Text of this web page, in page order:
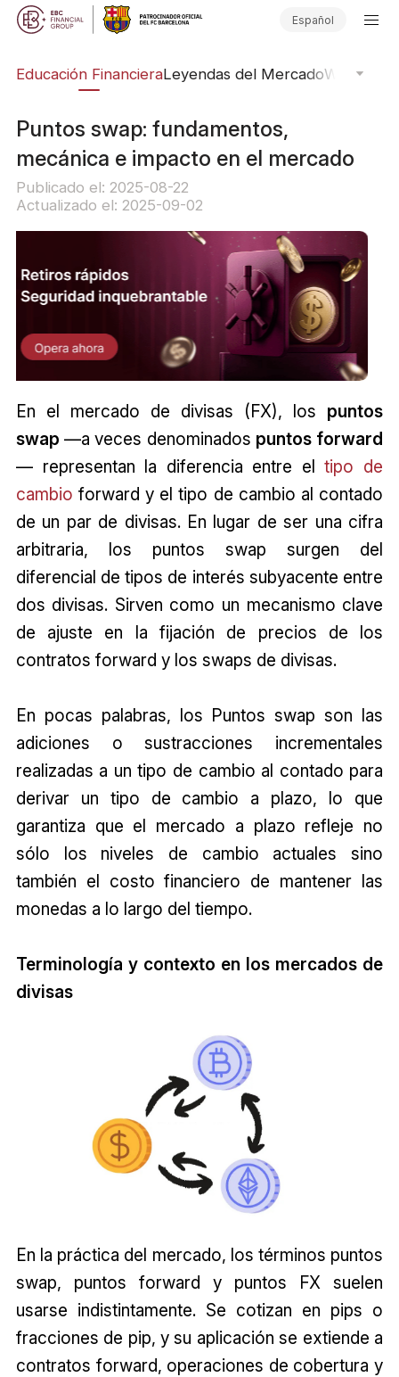
Español
Educación FinancieraLeyendas del MercadoWebinars
Puntos swap: fundamentos,
mecánica e impacto en el mercado
Publicado el: 2025-08-22
Actualizado el: 2025-09-02
En el mercado de divisas (FX), los puntos
swap —a veces denominados puntos forward
— representan la diferencia entre eltipo de
cambio forward y el tipo de cambio al contado
de un par de divisas. En lugar de ser una cifra
arbitraria, los puntos swap surgen del
diferencial de tipos de interés subyacente entre
dos divisas. Sirven como un mecanismo clave
de ajuste en la fijación de precios de los
contratos forward y los swaps de divisas.
En pocas palabras, los Puntos swap son las
adiciones o sustracciones incrementales
realizadas a un tipo de cambio al contado para
derivar un tipo de cambio a plazo, lo que
garantiza que el mercado a plazo refleje no
sólo los niveles de cambio actuales sino
también el costo financiero de mantener las
monedas a lo largo del tiempo.
Terminología y contexto en los mercados de
divisas
En la práctica del mercado, los términos puntos
swap, puntos forward y puntos FX suelen
usarse indistintamente. Se cotizan en pips o
fracciones de pip, y su aplicación se extiende a
contratos forward, operaciones de cobertura y